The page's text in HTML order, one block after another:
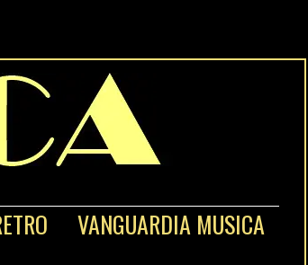
VANGUARDIA MUSICA